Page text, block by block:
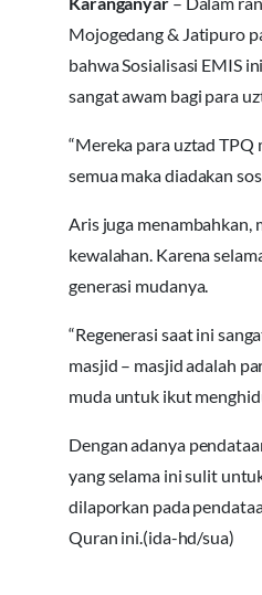
Mojogedang & Jatipuro
bahwa Sosialisasi EMIS
sangat awam bagi para
“Mereka para uztad
semua maka diadakan
Aris juga menambahkan,
kewalahan. Karena
generasi mudanya.
“Regenerasi saat ini
masjid – masjid adalah
muda untuk ikut
Dengan adanya
yang selama ini sulit
dilaporkan pada
Quran ini.(ida-hd/sua)